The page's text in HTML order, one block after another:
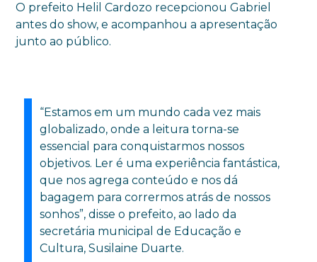
O prefeito Helil Cardozo recepcionou Gabriel
antes do show, e acompanhou a apresentação
junto ao público.
“Estamos em um mundo cada vez mais
globalizado, onde a leitura torna-se
essencial para conquistarmos nossos
objetivos. Ler é uma experiência fantástica,
que nos agrega conteúdo e nos dá
bagagem para corrermos atrás de nossos
sonhos”, disse o prefeito, ao lado da
secretária municipal de Educação e
Cultura, Susilaine Duarte.